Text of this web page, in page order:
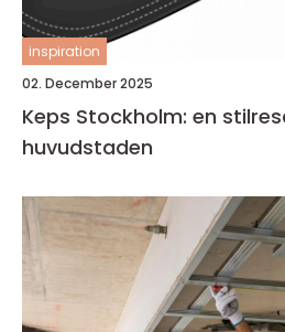
inspiration
02. December 2025
Keps Stockholm: en
huvudstaden